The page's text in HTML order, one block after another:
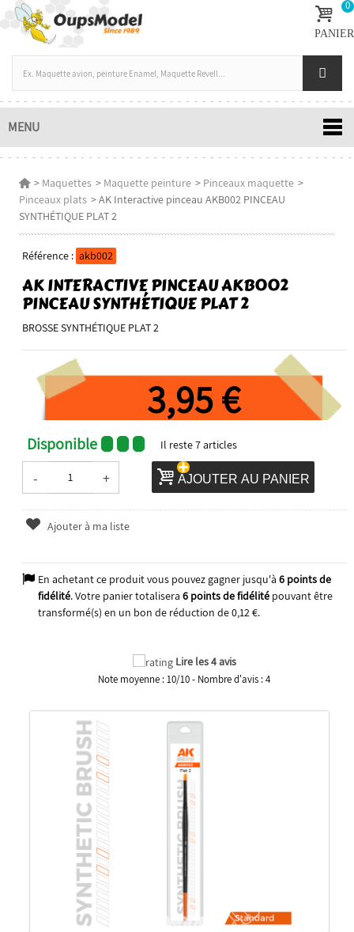
0
PANIER
MENU
> Maquettes > Maquette peinture > Pinceaux maquette >
Pinceaux plats >AK Interactive pinceau AKB002 PINCEAU
SYNTHÉTIQUE PLAT 2
Référence : akb002
AK INTERACTIVE PINCEAU AKB002
PINCEAU SYNTHÉTIQUE PLAT 2
BROSSE SYNTHÉTIQUE PLAT 2
3,95 €
Disponible Il reste7articles
- + AJOUTER AU PANIER
Ajouter à ma liste
En achetant ce produit vous pouvez gagner jusqu'à 6points de
fidélité. Votre panier totalisera 6points de fidélitépouvant être
transformé(s) en un bon de réduction de0,12 €.
Lire les 4 avis
Note moyenne :10/10- Nombre d'avis :4